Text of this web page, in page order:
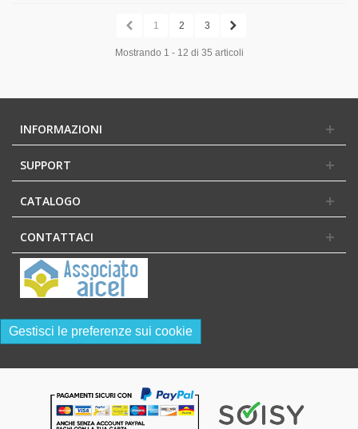
1 2 3
Mostrando 1 - 12 di 35 articoli
INFORMAZIONI
SUPPORT
CATALOGO
CONTATTACI
Gestisci le preferenze sui cookie